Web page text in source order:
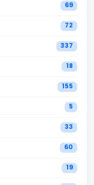
69
72
337
18
155
5
33
60
19